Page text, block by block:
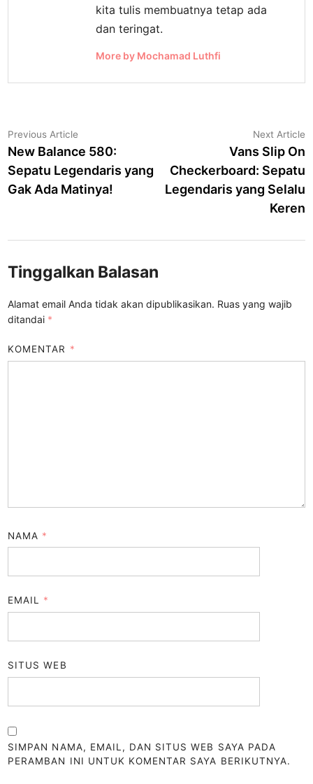
kita tulis membuatnya tetap ada
dan teringat.
More by Mochamad Luthfi
Navigasi
pos
Previous Article
article:
New Balance 580:
Sepatu Legendaris yang
Gak Ada Matinya!
Next Article
Vans Slip On
Checkerboard: Sepatu
Legendaris yang Selalu
Keren
Tinggalkan Balasan
Alamat email Anda tidak akan dipublikasikan. Ruas yang wajib
ditandai *
KOMENTAR *
NAMA *
EMAIL *
SITUS WEB
SIMPAN NAMA, EMAIL, DAN SITUS WEB SAYA PADA
PERAMBAN INI UNTUK KOMENTAR SAYA BERIKUTNYA.